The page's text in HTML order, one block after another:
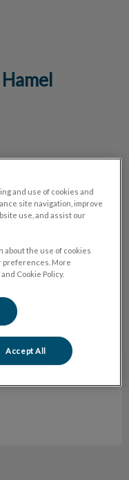
and use of cookies and
site navigation, improve
use, and assist our
about the use of cookies
preferences. More
Cookie Policy.
Accept All